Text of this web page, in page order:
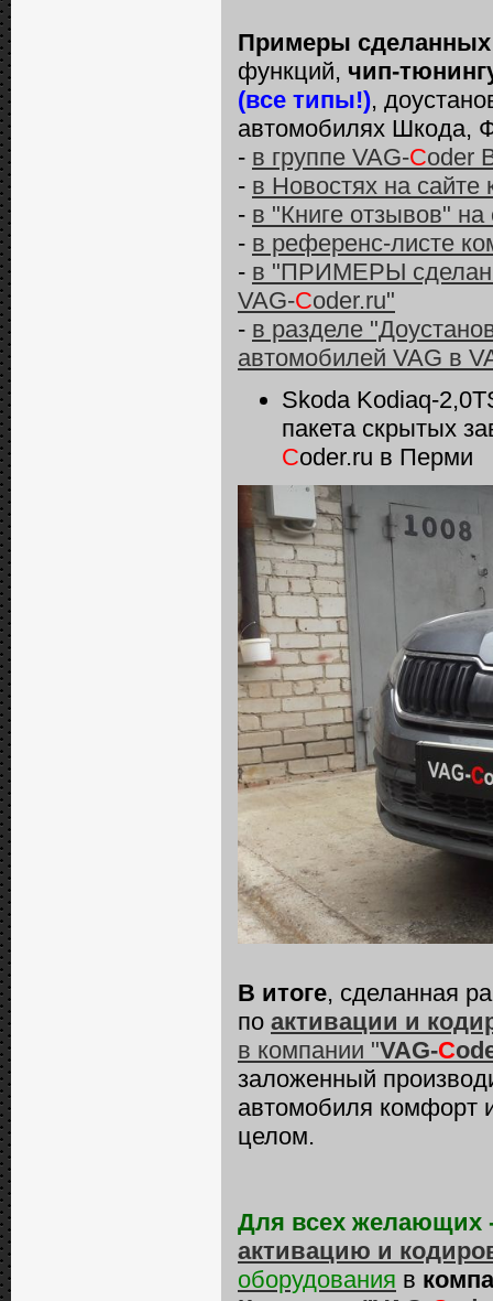
Примеры сделанных
функций, чип-
(все типы!),
автомобилях Шкода,
- в группе VAG-Coder
- в Новостях на сайте
- в "Книге отзывов"
- в референс-листе
- в "ПРИМЕРЫ
VAG-Coder.ru"
- в разделе
автомобилей VAG в
Skoda Kodiaq-
пакета скрытых
Coder.ru в Перми
В итоге, сделанная
по активации и
в компании "VAG-C
заложенный
автомобиля комфорт
целом.
Для всех
активацию и
оборудования в